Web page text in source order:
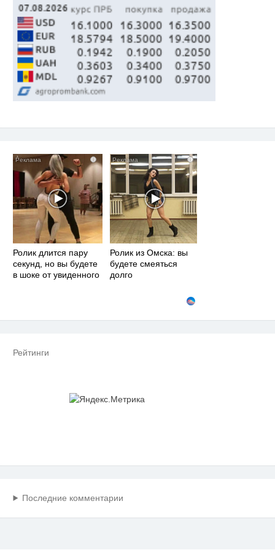
i
Ролик длится пару
секунд, но вы будете
в шоке от увиденного
i
Ролик из Омска: вы
будете смеяться
долго
Рейтинги
Последние комментарии